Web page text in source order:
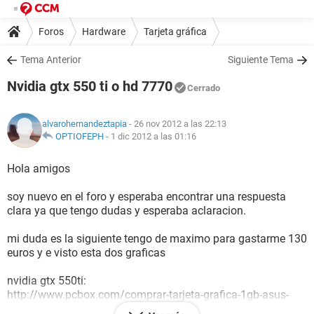
Foros Hardware Tarjeta gráfica
Tema Anterior Siguiente Tema
Nvidia gtx 550 ti o hd 7770 Cerrado
alvarohernandeztapia - 26 nov 2012 a las 22:13
OPTIOFEPH - 1 dic 2012 a las 01:16
Hola amigos
soy nuevo en el foro y esperaba encontrar una respuesta
clara ya que tengo dudas y esperaba aclaracion.
mi duda es la siguiente tengo de maximo para gastarme 130
euros y e visto esta dos graficas
nvidia gtx 550ti:
http://www.pcbox.com/comprar-tarjeta-grafica-1gb-asus-
gtx550-ti-di-pcx-ddr5-hdmi_ask2178.aspx?